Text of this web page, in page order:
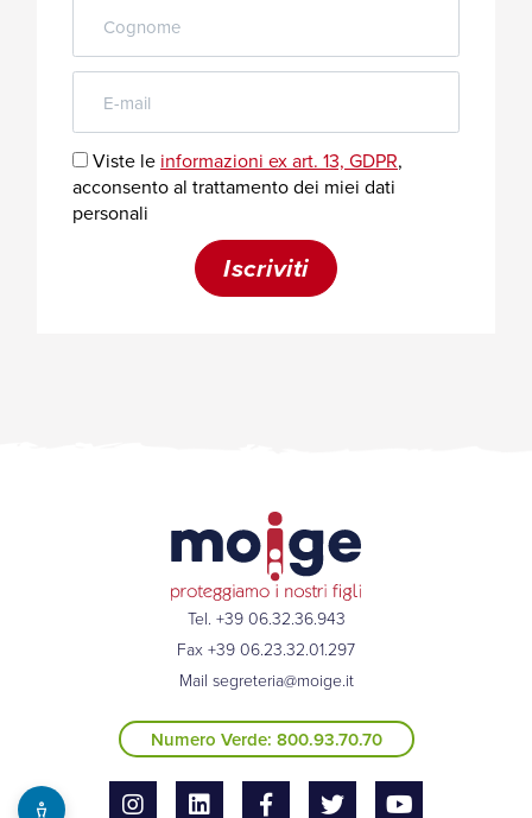
Tel. +39 06.32.36.943
Fax +39 06.23.32.01.297
Mail segreteria@moige.it
Numero Verde: 800.93.70.70